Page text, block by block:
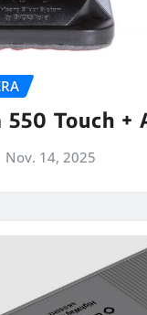
Touch +
Nov. 14, 2025